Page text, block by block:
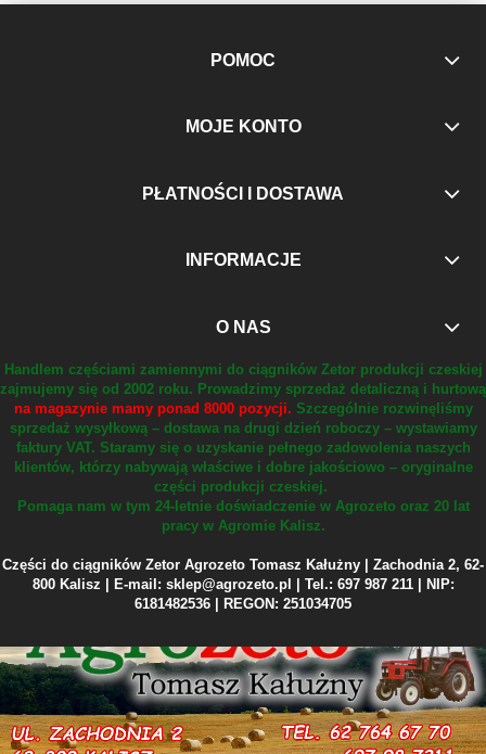
POMOC
MOJE KONTO
PŁATNOŚCI I DOSTAWA
INFORMACJE
O NAS
Handlem częściami zamiennymi do ciągników Zetor produkcji czeskiej
zajmujemy się od 2002 roku. Prowadzimy sprzedaż detaliczną i hurtową
na magazynie mamy ponad 8000 pozycji. Szczególnie rozwinęliśmy
sprzedaż wysyłkową – dostawa na drugi dzień roboczy – wystawiamy
faktury VAT. Staramy się o uzyskanie pełnego zadowolenia naszych
klientów, którzy nabywają właściwe i dobre jakościowo – oryginalne
części produkcji czeskiej.
Pomaga nam w tym 24-letnie doświadczenie w Agrozeto oraz 20 lat
pracy w Agromie Kalisz.
Części do ciągników Zetor Agrozeto Tomasz Kałużny | Zachodnia 2, 62-
800 Kalisz | E-mail: sklep@agrozeto.pl | Tel.: 697 987 211 | NIP:
6181482536 | REGON: 251034705